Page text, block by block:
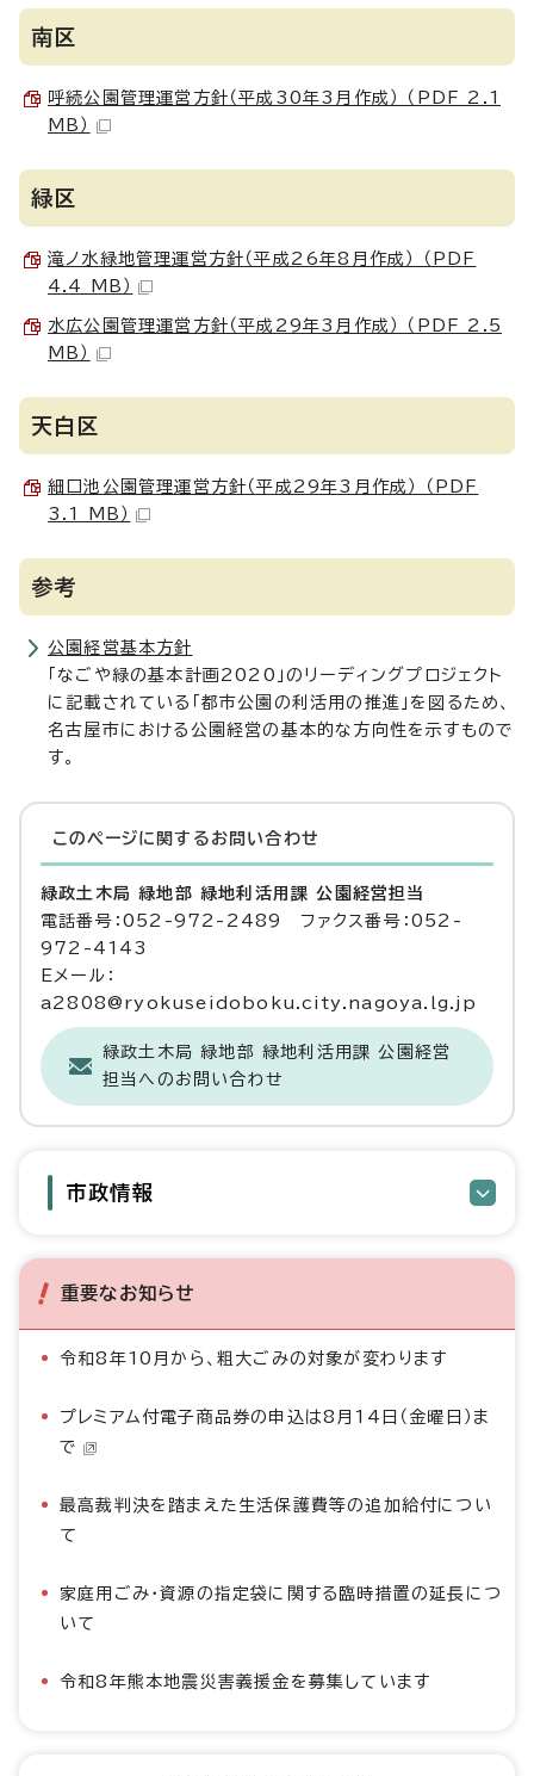
南区
呼続公園管理運営方針（平成30年3月作成） （PDF 2.1
MB）
緑区
滝ノ水緑地管理運営方針（平成26年8月作成） （PDF
4.4 MB）
水広公園管理運営方針（平成29年3月作成） （PDF 2.5
MB）
天白区
細口池公園管理運営方針（平成29年3月作成） （PDF
3.1 MB）
参考
公園経営基本方針
「なごや緑の基本計画2020」のリーディングプロジェクト
に記載されている「都市公園の利活用の推進」を図るため、
名古屋市における公園経営の基本的な方向性を示すもので
す。
このページに関する お問い合わせ
緑政土木局 緑地部 緑地利活用課 公園経営担当
電話番号：052-972-2489 ファクス番号：052-
972-4143
Eメール：
a2808@ryokuseidoboku.city.nagoya.lg.jp
緑政土木局 緑地部 緑地利活用課 公園経営
担当へのお問い合わせ
市政情報
重要なお知らせ
令和8年10月から、粗大ごみの対象が変わります
プレミアム付電子商品券の申込は8月14日（金曜日）ま
で
最高裁判決を踏まえた生活保護費等の追加給付につい
て
家庭用ごみ・資源の指定袋に関する臨時措置の延長につ
いて
令和8年熊本地震災害義援金を募集しています